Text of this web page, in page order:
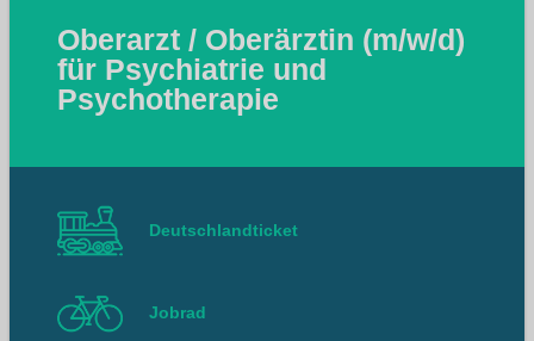
Oberarzt / Oberärztin (m/w/d)
für Psychiatrie und
Psychotherapie
Deutschlandticket
Jobrad